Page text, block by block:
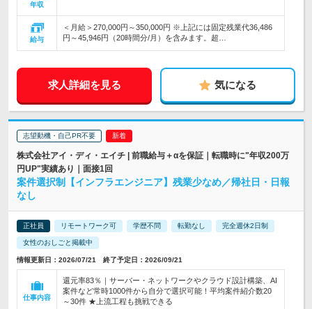
年収
給与
＜月給＞270,000円～350,000円 ※上記には固定残業代36,486
円～45,946円（20時間分/月）を含みます。超…
求人詳細を見る 気になる
志望動機・自己PR不要
株式会社アイ・ディ・エイチ | 前職給与＋αを保証｜転職時に"年収200万
円UP"実績あり｜面接1回
案件選択制【インフラエンジニア】残業少なめ／帰社日・日報
なし
正社員 リモートワーク可 学歴不問 転勤なし 完全週休2日制
女性のおしごと掲載中
情報更新日：2026/07/21 終了予定日：2026/09/21
仕事内容
還元率83％｜サーバー・ネットワークやクラウド設計構築、AI
案件など常時1000件から自分で選択可能！平均案件紹介数20
～30件 ★上流工程も挑戦できる